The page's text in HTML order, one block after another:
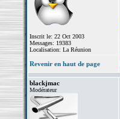
Inscrit le: 22 Oct 2003
Messages: 19383
Localisation: La Réunion
Revenir en haut de page
blackjmac
Modérateur